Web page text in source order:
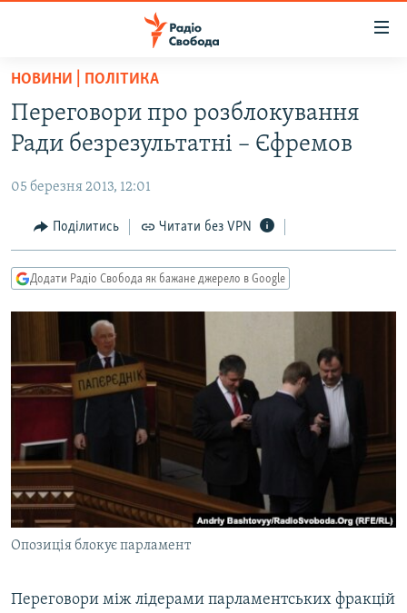
Перейти
основного
матеріалу
до
навігації
Перейти
до
ВСЕ ЗА ДОБУ
ПОЛІТИКА
ЕКОНОМІКА
КУЛЬТУРА
УКРАЇНА
СВІТ
ВІЙНА
РОСІЙСЬКА «ФІЛЬТРАЦІЯ»
КРИМ.РЕАЛІЇ
СХЕМИ
КИТАЙ.ВИКЛИКИ
МУЛЬТИМЕДІА
ФОТО
СПЕЦПРОЄКТИ
ПОДКАСТИ
РУС
НОВИНИ | ПОЛІТИКА
Переговори про розблокування
Ради безрезультатні – Єфремов
05 березня 2013, 12:01
Поділитись Читати без VPN
Додати Радіо Свобода як бажане джерело в Google
Опозиція блокує парламент
Переговори між лідерами парламентських фракцій